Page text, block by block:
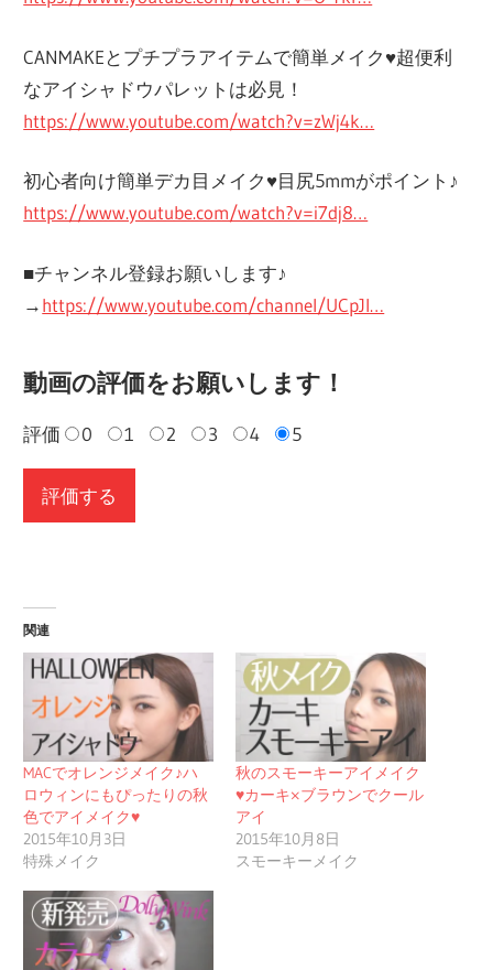
CANMAKEとプチプラアイテムで簡単メイク♥超便利
なアイシャドウパレットは必見！
https://www.youtube.com/watch?v=zWj4k…
初心者向け簡単デカ目メイク♥目尻5mmがポイント♪
https://www.youtube.com/watch?v=i7dj8…
■チャンネル登録お願いします♪
→https://www.youtube.com/channel/UCpJI…
動画の評価をお願いします！
評価 0 1 2 3 4 5
関連
MACでオレンジメイク♪ハ
ロウィンにもぴったりの秋
色でアイメイク♥
2015年10月3日
特殊メイク
秋のスモーキーアイメイク
♥カーキ×ブラウンでクール
アイ
2015年10月8日
スモーキーメイク